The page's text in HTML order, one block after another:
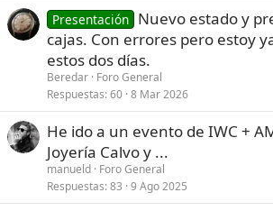
Presentación Nuevo estado y
cajas. Con errores pero estoy
estos dos días.
Beredar Foro General
Respuestas 60 8 Mar 2026
He ido a un evento de IWC +
Joyería Calvo y ...
manueld Foro General
Respuestas 83 9 Ago 2025